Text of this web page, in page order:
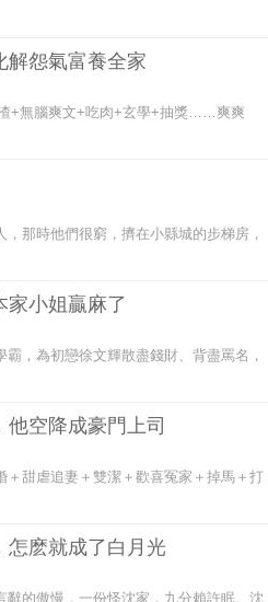
解怨氣富養全家
渣+無腦爽文+吃肉+玄學+抽獎……爽爽
，那時他們很窮，擠在小縣城的步梯房，
家小姐贏麻了
霸，為初戀徐文輝散盡錢財、背盡罵名，
他空降成豪門上司
＋甜虐追妻＋雙潔＋歡喜冤家＋掉馬＋打
怎麽就成了白月光
辭的傲慢，一份怪沈家，九分賴許眠。沈